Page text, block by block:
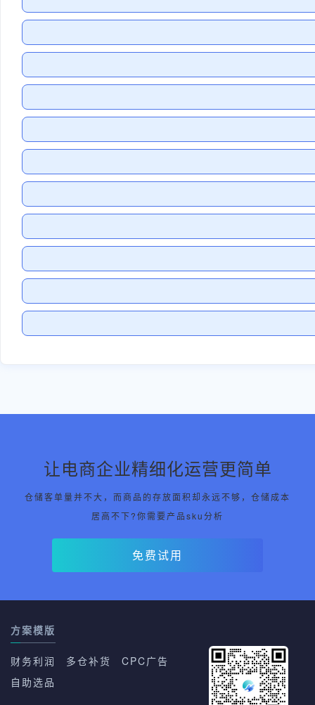
让电商企业精细化运营更简单
仓储客单量并不大，而商品的存放面积却永远不够，仓储成本
居高不下?你需要产品sku分析
免费试用
方案模版
财务利润 多仓补货
CPC广告
自助选品